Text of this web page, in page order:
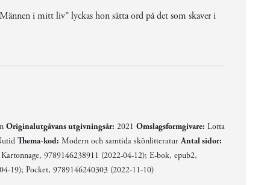
i mitt liv” lyckas hon sätta ord på det som skaver i
Originalutgåvans utgivningsår: 2021 Omslagsformgivare: Lotta
Thema-kod: Modern och samtida skönlitteraturAntal sidor:
9789146238911 (2022-04-12); E-bok, epub2,
19); Pocket, 9789146240303 (2022-11-10)